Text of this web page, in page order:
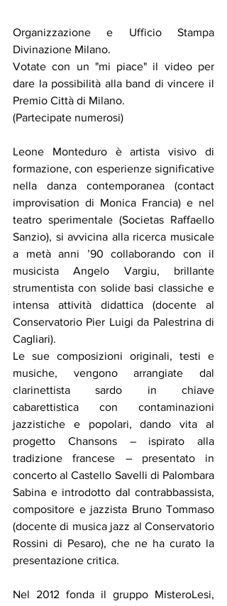
Organizzazione e Ufficio Stampa
Divinazione Milano.
Votate con un "mi piace" il video per
dare la possibilità alla band di vincere il
Premio Città di Milano.
(Partecipate numerosi)
Leone Monteduro è artista visivo di
formazione, con esperienze significative
nella danza contemporanea (contact
improvisation di Monica Francia) e nel
teatro sperimentale (Societas Raffaello
Sanzio), si avvicina alla ricerca musicale
a metà anni ’90 collaborando con il
musicista Angelo Vargiu, brillante
strumentista con solide basi classiche e
intensa attività didattica (docente al
Conservatorio Pier Luigi da Palestrina di
Cagliari).
Le sue composizioni originali, testi e
musiche, vengono arrangiate dal
clarinettista sardo in chiave
cabarettistica con contaminazioni
jazzistiche e popolari, dando vita al
progetto Chansons – ispirato alla
tradizione francese – presentato in
concerto al Castello Savelli di Palombara
Sabina e introdotto dal contrabbassista,
compositore e jazzista Bruno Tommaso
(docente di musica jazz al Conservatorio
Rossini di Pesaro), che ne ha curato la
presentazione critica.
Nel 2012 fonda il gruppo MisteroLesi,